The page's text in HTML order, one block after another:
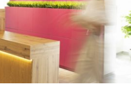
БРЕНДОВ
О ПРОЕКТЕ
РЕКЛАМА
КОНТАКТЫ